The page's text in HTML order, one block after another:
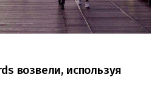
возвели, используя